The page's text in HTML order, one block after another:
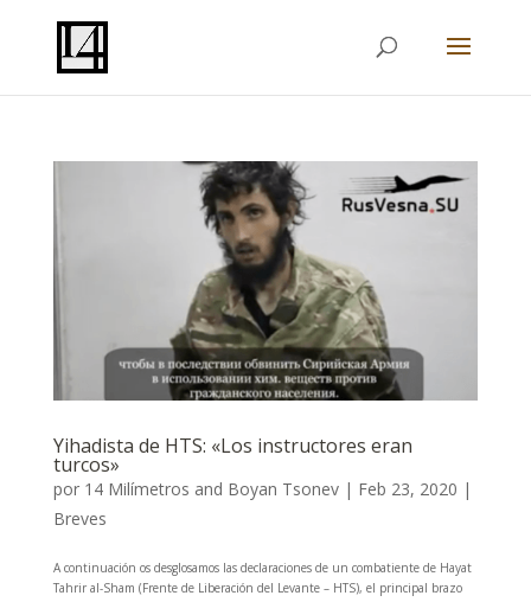
Yihadista de HTS: «Los instructores eran
turcos»
por 14 Milímetros and Boyan Tsonev| Feb 23, 2020 |
Breves
A continuación os desglosamos las declaraciones de un combatiente de Hayat
Tahrir al-Sham (Frente de Liberación del Levante – HTS), el principal brazo